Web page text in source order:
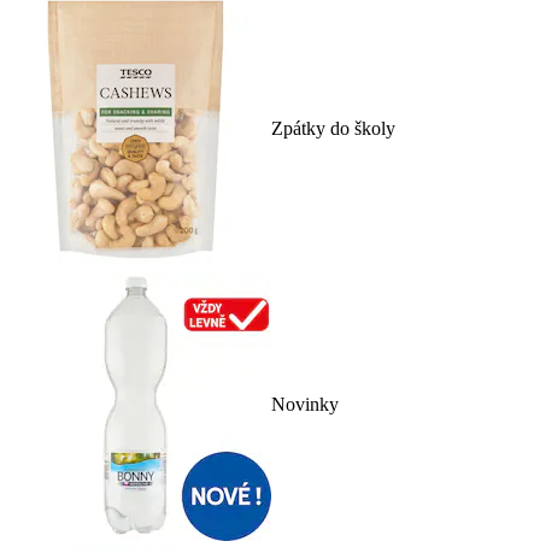
Zpátky do školy
Novinky